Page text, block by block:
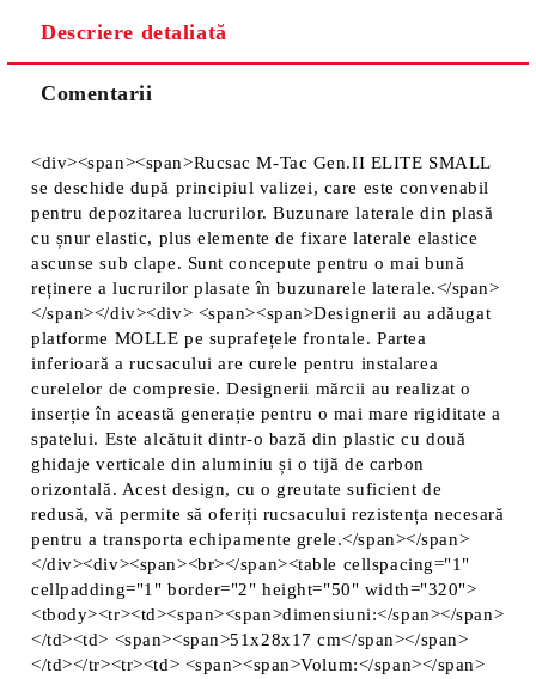
Descriere detaliată
Comentarii
<div><span><span>Rucsac M-Tac Gen.II ELITE SMALL
se deschide după principiul valizei, care este convenabil
pentru depozitarea lucrurilor. Buzunare laterale din plasă
cu șnur elastic, plus elemente de fixare laterale elastice
ascunse sub clape. Sunt concepute pentru o mai bună
reținere a lucrurilor plasate în buzunarele laterale.</span>
</span></div><div> <span><span>Designerii au adăugat
platforme MOLLE pe suprafețele frontale. Partea
inferioară a rucsacului are curele pentru instalarea
curelelor de compresie. Designerii mărcii au realizat o
inserție în această generație pentru o mai mare rigiditate a
spatelui. Este alcătuit dintr-o bază din plastic cu două
ghidaje verticale din aluminiu și o tijă de carbon
orizontală. Acest design, cu o greutate suficient de
redusă, vă permite să oferiți rucsacului rezistența necesară
pentru a transporta echipamente grele.</span></span>
</div><div><span><br></span><table cellspacing="1"
cellpadding="1" border="2" height="50" width="320">
<tbody><tr><td><span><span>dimensiuni:</span></span>
</td><td> <span><span>51x28x17 cm</span></span>
</td></tr><tr><td> <span><span>Volum:</span></span>